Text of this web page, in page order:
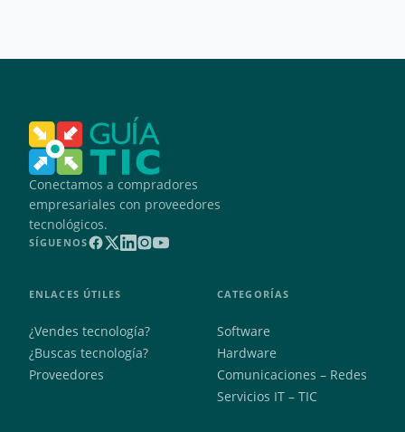
Conectamos a compradores
empresariales con proveedores
tecnológicos.
SÍGUENOS
ENLACES ÚTILES
¿Vendes tecnología?
¿Buscas tecnología?
Proveedores
CATEGORÍAS
Software
Hardware
Comunicaciones – Redes
Servicios IT – TIC